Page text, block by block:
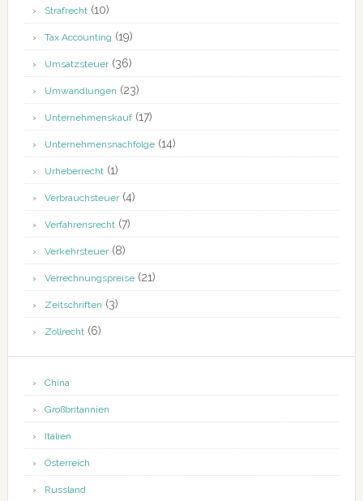
Strafrecht(10)
Tax Accounting (19)
Umsatzsteuer(36)
Umwandlungen (23)
Unternehmenskauf(17)
Unternehmensnachfolge(14)
Urheberrecht(1)
Verbrauchsteuer(4)
Verfahrensrecht(7)
Verkehrsteuer(8)
Verrechnungspreise(21)
Zeitschriften (3)
Zollrecht(6)
China
Großbritannien
Italien
Österreich
Russland